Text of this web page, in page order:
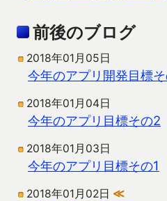
前後のブログ
2018年01月05日
今年のアプリ開発目標
2018年01月04日
今年のアプリ目標その2
2018年01月03日
今年のアプリ目標その1
2018年01月02日 ≪